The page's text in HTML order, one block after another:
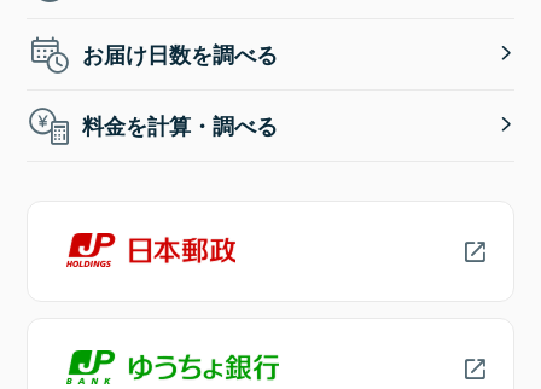
お届け日数を調べる
料金を計算・調べる